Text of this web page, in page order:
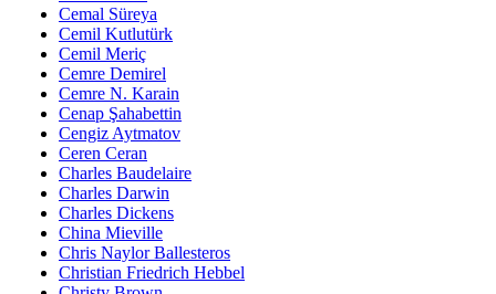
Cemal Süreya
Cemil Kutlutürk
Cemil Meriç
Cemre Demirel
Cemre N. Karain
Cenap Şahabettin
Cengiz Aytmatov
Ceren Ceran
Charles Baudelaire
Charles Darwin
Charles Dickens
China Mieville
Chris Naylor Ballesteros
Christian Friedrich Hebbel